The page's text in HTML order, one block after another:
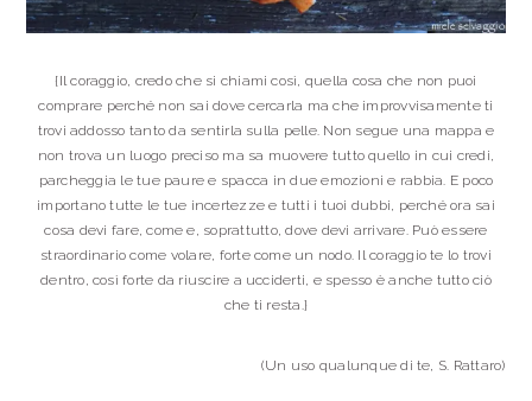
{Il coraggio, credo che si chiami così, quella cosa che non puoi
comprare perché non sai dove cercarla ma che improvvisamente ti
trovi addosso tanto da sentirla sulla pelle. Non segue una mappa e
non trova un luogo preciso ma sa muovere tutto quello in cui credi,
parcheggia le tue paure e spacca in due emozioni e rabbia. E poco
importano tutte le tue incertezze e tutti i tuoi dubbi, perché ora sai
cosa devi fare, come e, soprattutto, dove devi arrivare. Può essere
straordinario come volare, forte come un nodo. Il coraggio te lo trovi
dentro, così forte da riuscire a ucciderti, e spesso è anche tutto ciò
che ti resta.}
(Un uso qualunque di te, S. Rattaro)